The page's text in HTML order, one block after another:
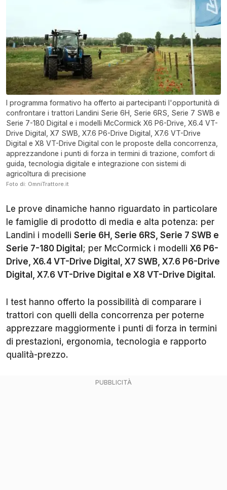
l programma formativo ha offerto ai partecipanti l'opportunità di
confrontare i trattori Landini Serie 6H, Serie 6RS, Serie 7 SWB e
Serie 7-180 Digital e i modelli McCormick X6 P6-Drive, X6.4 VT-
Drive Digital, X7 SWB, X7.6 P6-Drive Digital, X7.6 VT-Drive
Digital e X8 VT-Drive Digital con le proposte della concorrenza,
apprezzandone i punti di forza in termini di trazione, comfort di
guida, tecnologia digitale e integrazione con sistemi di
agricoltura di precisione
Foto di: OmniTrattore.it
Le prove dinamiche hanno riguardato in particolare
le famiglie di prodotto di media e alta potenza: per
Landini i modelli Serie 6H, Serie 6RS, Serie 7 SWB e
Serie 7-180 Digital; per McCormick i modelli X6 P6-
Drive, X6.4 VT-Drive Digital, X7 SWB, X7.6 P6-Drive
Digital, X7.6 VT-Drive Digital e X8 VT-Drive Digital.
I test hanno offerto la possibilità di comparare i
trattori con quelli della concorrenza per poterne
apprezzare maggiormente i punti di forza in termini
di prestazioni, ergonomia, tecnologia e rapporto
qualità-prezzo.